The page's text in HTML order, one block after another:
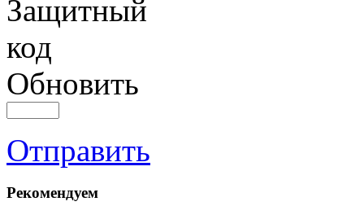
Обновить
Отправить
Рекомендуем